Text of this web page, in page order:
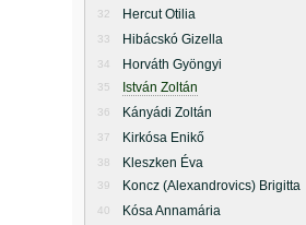
32 Hercut Otilia
33 Hibácskó Gizella
34 Horváth Gyöngyi
35 István Zoltán
36 Kányádi Zoltán
37 Kirkósa Enikő
38 Kleszken Éva
39 Koncz (Alexandrovics) Brigitta
40 Kósa Annamária